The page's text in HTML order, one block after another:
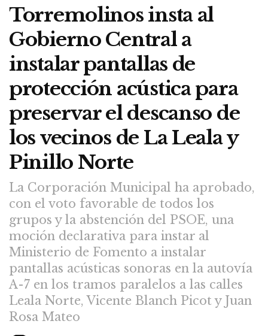
Torremolinos insta al
Gobierno Central a
instalar pantallas de
protección acústica para
preservar el descanso de
los vecinos de La Leala y
Pinillo Norte
La Corporación Municipal ha aprobado,
con el voto favorable de todos los
grupos y la abstención del PSOE, una
moción declarativa para instar al
Ministerio de Fomento a instalar
pantallas acústicas sonoras en la autovía
A-7 en los tramos paralelos a las calles
Leala Norte, Vicente Blanch Picot y Juan
Rosa Mateo